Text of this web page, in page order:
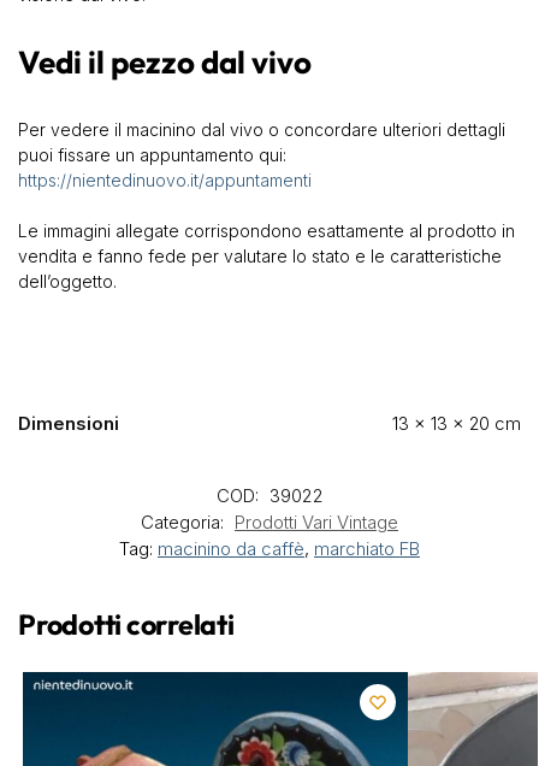
Vedi il pezzo dal vivo
Per vedere il macinino dal vivo o concordare ulteriori dettagli
puoi fissare un appuntamento qui:
https://nientedinuovo.it/appuntamenti
Le immagini allegate corrispondono esattamente al prodotto in
vendita e fanno fede per valutare lo stato e le caratteristiche
dell’oggetto.
Dimensioni 13 × 13 × 20 cm
COD: 39022
Categoria: Prodotti Vari Vintage
Tag: macinino da caffè, marchiato FB
Prodotti correlati